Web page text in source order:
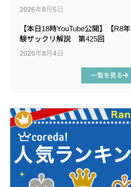
2026年8月5日
【本日18時YouTube公開】【R8
験ザックリ解説 第425回
2026年8月4日
一覧を見る